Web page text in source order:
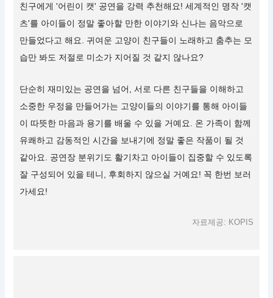
친구에게 '어린이 캣' 공연을 강력 추천해요! 세계적인 명작 '캣
츠'를 아이들이 정말 좋아할 만한 이야기와 신나는 음악으로
만들었다고 해요. 귀여운 고양이 친구들이 노래하고 춤추는 모
습만 봐도 저절로 미소가 지어질 것 같지 않나요?
단순히 재미있는 공연을 넘어, 서로 다른 친구들을 이해하고
소중한 우정을 만들어가는 고양이들의 이야기를 통해 아이들
이 따뜻한 마음과 용기를 배울 수 있을 거예요. 온 가족이 함께
유쾌하고 감동적인 시간을 보내기에 정말 좋은 작품이 될 것
같아요. 공연장 분위기도 활기차고 아이들이 집중할 수 있도록
잘 구성되어 있을 테니, 후회하지 않으실 거예요! 꼭 한번 보러
가세요!
자료제공: KOPIS